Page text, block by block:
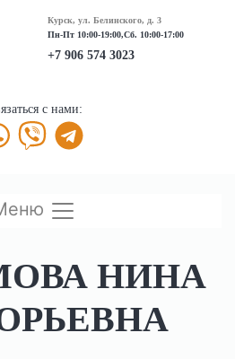
Курск, ул. Белинского, д. 3
Пн-Пт 10:00-19:00,Сб. 10:00-17:00
+7 906 574 3023
с нами:
НИНА